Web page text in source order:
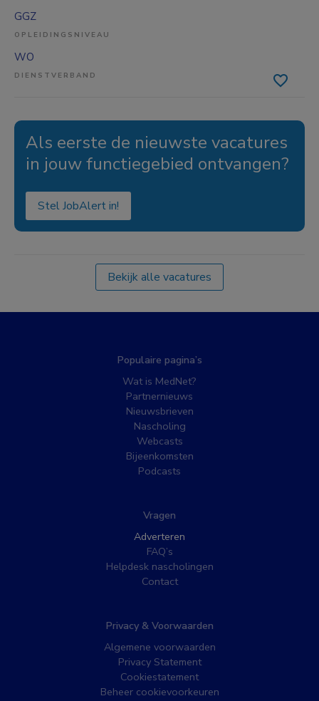
GGZ
OPLEIDINGSNIVEAU
WO
DIENSTVERBAND
Als eerste de nieuwste vacatures
in jouw functiegebied ontvangen?
Stel JobAlert in!
Bekijk alle vacatures
Populaire pagina’s
Wat is MedNet?
Partnernieuws
Nieuwsbrieven
Nascholing
Webcasts
Bijeenkomsten
Podcasts
Vragen
Adverteren
FAQ’s
Helpdesk nascholingen
Contact
Privacy & Voorwaarden
Algemene voorwaarden
Privacy Statement
Cookiestatement
Beheer cookievoorkeuren